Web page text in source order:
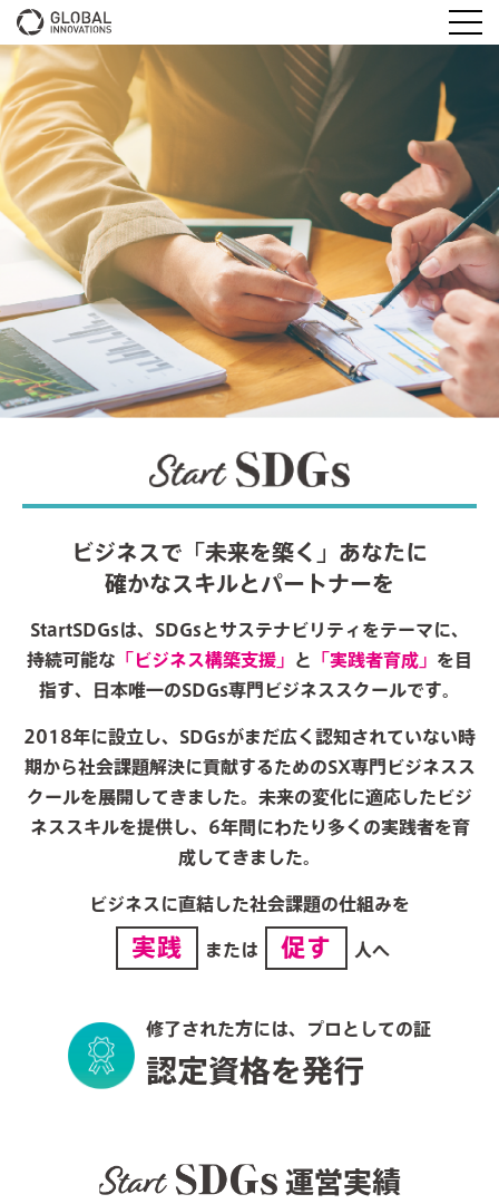
ビジネスで「未来を築く」あなたに
確かなスキルとパートナーを
StartSDGsは、SDGsとサステナビリティをテーマに、
持続可能な 「ビジネス構築支援」 と 「実践者育成」 を目
指す、日本唯一のSDGs専門ビジネススクールです。
2018年に設立し、SDGsがまだ広く認知されていない時
期から社会課題解決に貢献するためのSX専門ビジネスス
クールを展開してきました。未来の変化に適応したビジ
ネススキルを提供し、6年間にわたり多くの実践者を育
成してきました。
ビジネスに直結した社会課題の仕組みを
実践 または 促す 人へ
修了された方には、プロとしての証
認定資格を発行
運営実績